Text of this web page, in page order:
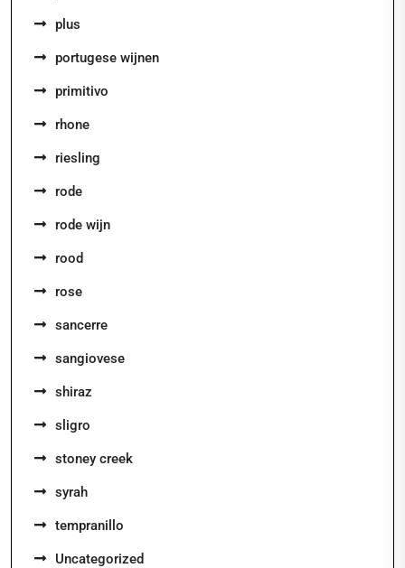
plus
portugese wijnen
primitivo
rhone
riesling
rode
rode wijn
rood
rose
sancerre
sangiovese
shiraz
sligro
stoney creek
syrah
tempranillo
Uncategorized